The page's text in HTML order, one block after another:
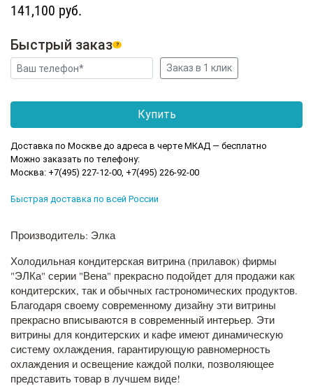
141,100 руб.
Быстрый заказ ?
Доставка по Москве до адреса в черте МКАД — бесплатно
Можно заказать по телефону:
Москва: +7(495) 227-12-00, +7(495) 226-92-00
Быстрая доставка по всей России
Производитель: Элка
Холодильная кондитерская витрина (прилавок) фирмы
"ЭЛКа" серии "Вена" прекрасно подойдет для продажи как
кондитерских, так и обычных гастрономических продуктов.
Благодаря своему современному дизайну эти витрины
прекрасно вписываются в современный интерьер. Эти
витрины для кондитерских и кафе имеют динамическую
систему охлаждения, гарантирующую равномерность
охлаждения и освещение каждой полки, позволяющее
представить товар в лучшем виде!